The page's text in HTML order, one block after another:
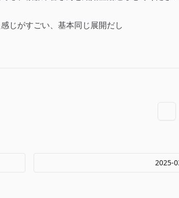
じがすごい、基本同じ展開だし
2025-